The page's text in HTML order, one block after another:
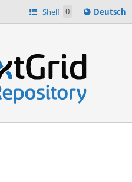
Shelf 0
Sprache
ï¿½ndern
Deutsch